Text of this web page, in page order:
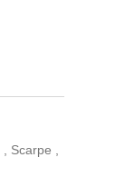
Scarpe